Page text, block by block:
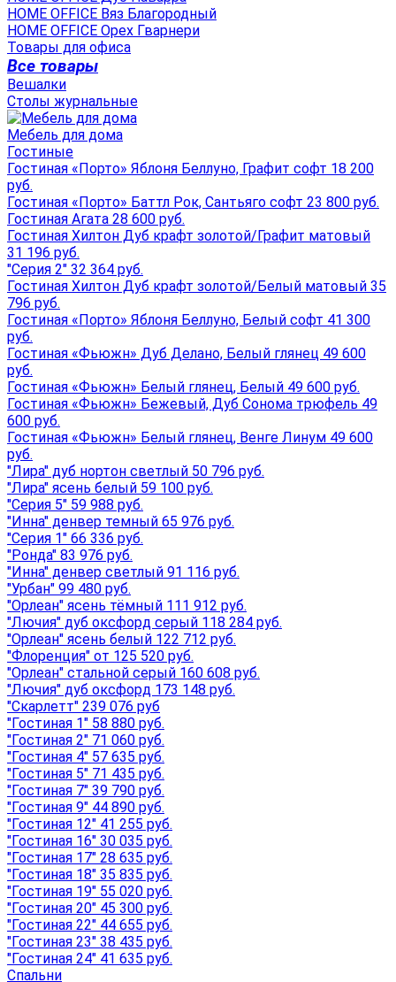
HOME OFFICE Вяз Благородный
HOME OFFICE Орех Гварнери
Товары для офиса
Все товары
Вешалки
Столы журнальные
Мебель для дома
Гостиные
Гостиная «Порто» Яблоня Беллуно, Графит софт 18 200
руб.
Гостиная «Порто» Баттл Рок, Сантьяго софт 23 800 руб.
Гостиная Агата 28 600 руб.
Гостиная Хилтон Дуб крафт золотой/Графит матовый
31 196 руб.
"Серия 2" 32 364 руб.
Гостиная Хилтон Дуб крафт золотой/Белый матовый 35
796 руб.
Гостиная «Порто» Яблоня Беллуно, Белый софт 41 300
руб.
Гостиная «Фьюжн» Дуб Делано, Белый глянец 49 600
руб.
Гостиная «Фьюжн» Белый глянец, Белый 49 600 руб.
Гостиная «Фьюжн» Бежевый, Дуб Сонома трюфель 49
600 руб.
Гостиная «Фьюжн» Белый глянец, Венге Линум 49 600
руб.
"Лира" дуб нортон светлый 50 796 руб.
"Лира" ясень белый 59 100 руб.
"Серия 5" 59 988 руб.
"Инна" денвер темный 65 976 руб.
"Серия 1" 66 336 руб.
"Ронда" 83 976 руб.
"Инна" денвер светлый 91 116 руб.
"Урбан" 99 480 руб.
"Орлеан" ясень тёмный 111 912 руб.
"Лючия" дуб оксфорд серый 118 284 руб.
"Орлеан" ясень белый 122 712 руб.
"Флоренция" от 125 520 руб.
"Орлеан" стальной серый 160 608 руб.
"Лючия" дуб оксфорд 173 148 руб.
"Скарлетт" 239 076 руб
"Гостиная 1" 58 880 руб.
"Гостиная 2" 71 060 руб.
"Гостиная 4" 57 635 руб.
"Гостиная 5" 71 435 руб.
"Гостиная 7" 39 790 руб.
"Гостиная 9" 44 890 руб.
"Гостиная 12" 41 255 руб.
"Гостиная 16" 30 035 руб.
"Гостиная 17" 28 635 руб.
"Гостиная 18" 35 835 руб.
"Гостиная 19" 55 020 руб.
"Гостиная 20" 45 300 руб.
"Гостиная 22" 44 655 руб.
"Гостиная 23" 38 435 руб.
"Гостиная 24" 41 635 руб.
Спальни